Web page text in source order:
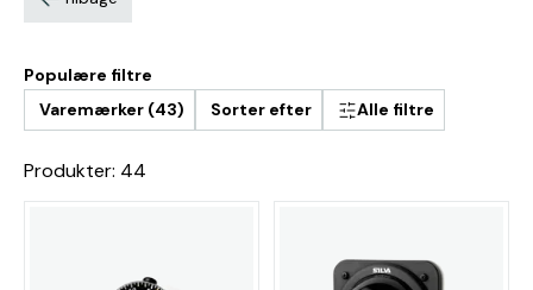
højttalere og lignende.
Populære filtre
Varemærker (43)
Sorter efter Alle filtre
Produkter: 44